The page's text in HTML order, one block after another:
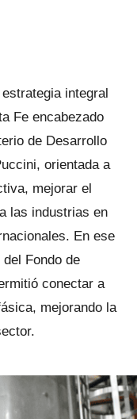
integral
Fe encabezado
de Desarrollo
orientada a
mejorar el
las industrias en
En ese
Fondo de
conectar a
mejorando la